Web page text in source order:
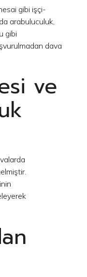
gibi işçi-
arabuluculuk,
gibi
dava
ve